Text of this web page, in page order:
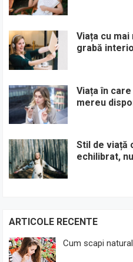
Viața cu
grabă
Viața în
mereu
Stil de viață
echilibrat,
ARTICOLE RECENTE
Cum scapi